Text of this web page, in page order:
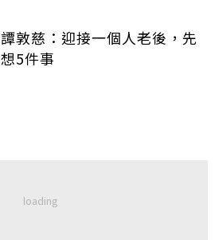
譚敦慈：迎接一個人老後，先
想5件事